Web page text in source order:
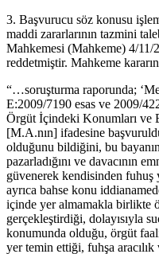
3. Başvurucu söz konusu
maddi zararlarının tazmini
Mahkemesi (Mahkeme) 4/11/
reddetmiştir. Mahkeme
“…soruşturma raporunda;
E:2009/7190 esas ve 2009/
Örgüt İçindeki Konumları ve
[M.A.nın] ifadesine
olduğunu bildiğini, bu bayanın
pazarladığını ve davacının
güvenerek kendisinden fuhuş
ayrıca bahse konu
içinde yer almamakla birlikte
gerçekleştirdiği, dolayısıyla
konumunda olduğu, örgüt
yer temin ettiği, fuhşa